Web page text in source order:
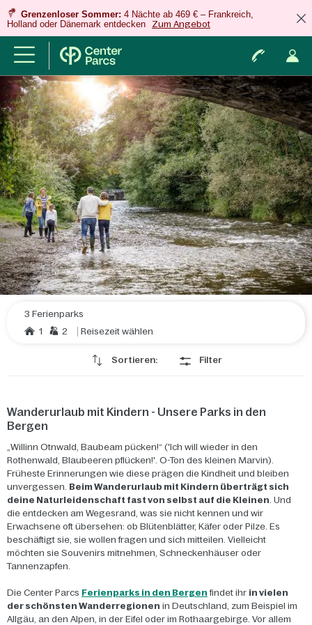
Grenzenloser Sommer: 4 Nächte ab 469 € – Frankreich,
Holland oder Dänemark entdecken
Zum Angebot
3 Ferienparks
1
2 Reisezeit wählen
Sortieren: Filter
Wanderurlaub mit Kindern - Unsere Parks in den
Bergen
„Willinn Otnwald, Baubeam pücken!“ ('Ich will wieder in den
Rothenwald, Blaubeeren pflücken!'. O-Ton des kleinen Marvin).
Früheste Erinnerungen wie diese prägen die Kindheit und bleiben
unvergessen. Beim Wanderurlaub mit Kindern überträgt sich
deine Naturleidenschaft fast von selbst auf die Kleinen. Und
die entdecken am Wegesrand, was sie nicht kennen und wir
Erwachsene oft übersehen: ob Blütenblätter, Käfer oder Pilze. Es
beschäftigt sie, sie wollen fragen und sich mitteilen. Vielleicht
möchten sie Souvenirs mitnehmen, Schneckenhäuser oder
Tannenzapfen.
Die Center Parcs Ferienparks in den Bergen findet ihr in vielen
der schönsten Wanderregionen in Deutschland, zum Beispiel im
Allgäu, an den Alpen, in der Eifel oder im Rothaargebirge. Vor allem